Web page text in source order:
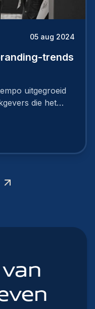
05 aug 2024
trends
uitgegroeid
die het